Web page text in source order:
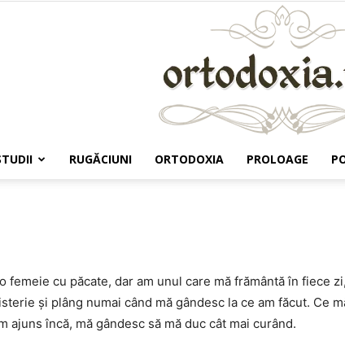
RUGĂCIUNI ORTODOXIA PROLOAGE
femeie cu păcate, dar am unul care mă frământă în fiece
şi plâng numai când mă gândesc la ce am făcut. Ce
ajuns încă, mă gândesc să mă duc cât mai curând.